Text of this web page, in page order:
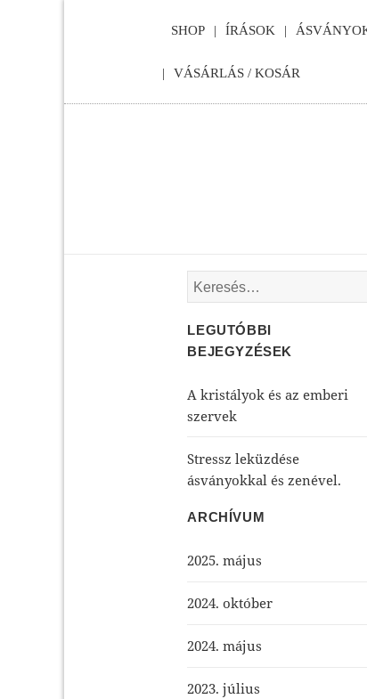
SHOP ÍRÁSOK
VÁSÁRLÁS / KOSÁR
Keresés:
LEGUTÓBBI
BEJEGYZÉSEK
A kristályok és az emberi
szervek
Stressz leküzdése
ásványokkal és zenével.
ARCHÍVUM
2025. május
2024. október
2024. május
2023. július